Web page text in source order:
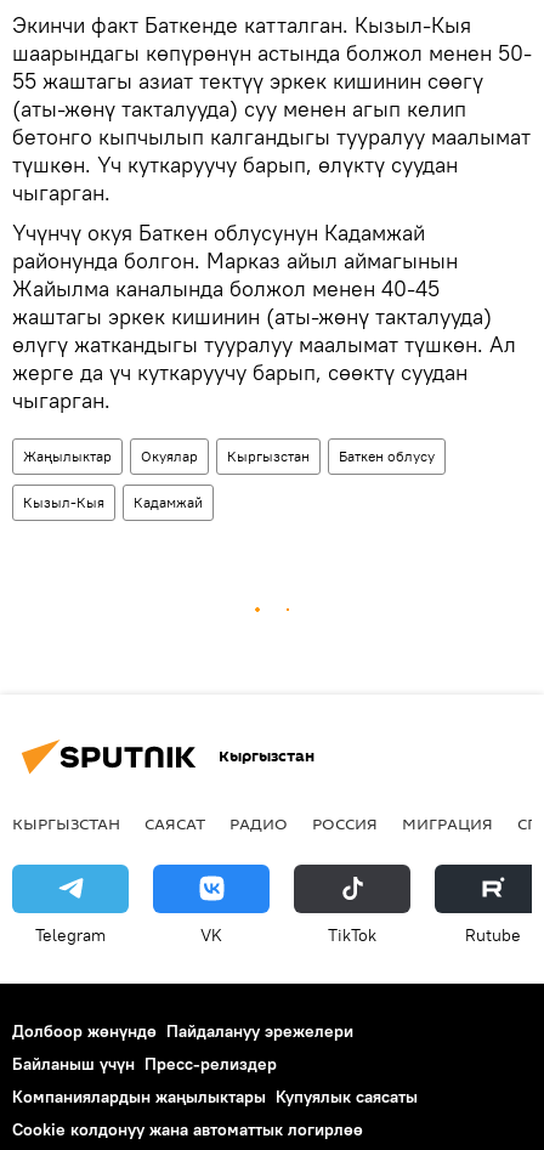
Экинчи факт Баткенде катталган. Кызыл-Кыя
шаарындагы көпүрөнүн астында болжол менен 50-
55 жаштагы азиат тектүү эркек кишинин сөөгү
(аты-жөнү такталууда) суу менен агып келип
бетонго кыпчылып калгандыгы тууралуу маалымат
түшкөн. Үч куткаруучу барып, өлүктү суудан
чыгарган.
Үчүнчү окуя Баткен облусунун Кадамжай
районунда болгон. Марказ айыл аймагынын
Жайылма каналында болжол менен 40-45
жаштагы эркек кишинин (аты-жөнү такталууда)
өлүгү жаткандыгы тууралуу маалымат түшкөн. Ал
жерге да үч куткаруучу барып, сөөктү суудан
чыгарган.
Жаңылыктар Окуялар Кыргызстан Баткен облусу
Кызыл-Кыя Кадамжай
Кыргызстан
КЫРГЫЗСТАН САЯСАТ РАДИО РОССИЯ МИГРАЦИЯ
Telegram VK ТikТоk Rutube
Долбоор жөнүндө Пайдалануу эрежелери
Байланыш үчүн Пресс-релиздер
Компаниялардын жаңылыктары Купуялык саясаты
Cookie колдонуу жана автоматтык логирлөө